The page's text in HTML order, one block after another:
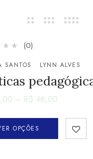
(0)
SANTOS LYNN ALVES
– R$ 46,00
OPÇÕES